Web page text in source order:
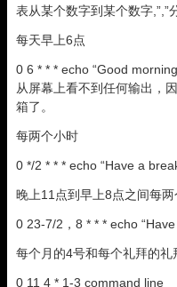
表从某个数字到某个数字,”,”
每天早上6点
0 6 * * * echo “Good
从屏幕上看不到任何输出，
箱了。
每两个小时
0 */2 * * * echo “Have a
晚上11点到早上8点之间每
0 23-7/2，8 * * * echo
每个月的4号和每个礼拜的
0 11 4 * 1-3 command line